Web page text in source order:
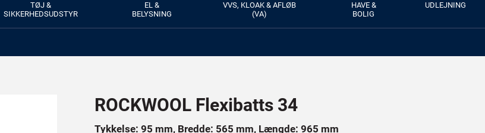
TØJ &
SIKKERHEDSUDSTYR
EL &
BELYSNING
VVS, KLOAK & AFLØB
(VA)
HAVE &
BOLIG
UDLEJNING
ROCKWOOL Flexibatts 34
Tykkelse: 95 mm, Bredde: 565 mm, Længde: 965 mm